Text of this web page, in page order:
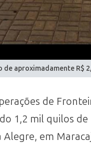
aproximadamente R$
de
1,2 mil quilos
Alegre, em